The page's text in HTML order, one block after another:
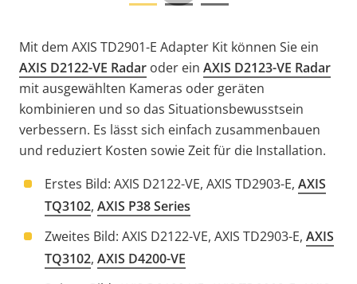
Mit dem AXIS TD2901-E Adapter Kit können Sie ein
AXIS D2122-VE Radar oder ein AXIS D2123-VE Radar
mit ausgewählten Kameras oder geräten
kombinieren und so das Situationsbewusstsein
verbessern. Es lässt sich einfach zusammenbauen
und reduziert Kosten sowie Zeit für die Installation.
Erstes Bild: AXIS D2122-VE, AXIS TD2903-E, AXIS
TQ3102, AXIS P38 Series
Zweites Bild: AXIS D2122-VE, AXIS TD2903-E, AXIS
TQ3102, AXIS D4200-VE